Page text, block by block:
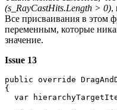
(s_RayCastHits.Length > 0),
Все присваивания в этом
переменным, которые
значение.
Issue 13
public override
{
var